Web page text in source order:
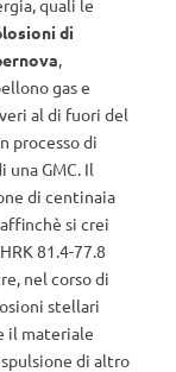
quali le
di
,
gas e
al di fuori del
processo di
una GMC. Il
di centinaia
si crei
81.4-77.8
nel corso di
stellari
il materiale
di altro